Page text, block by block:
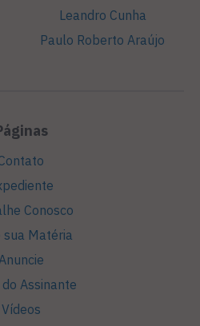
Leandro Cunha
Paulo Roberto Araújo
Conosco
sua Matéria
Assinante
Vídeos